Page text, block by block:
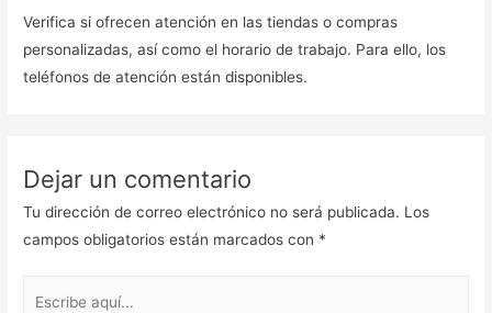
Verifica si ofrecen atención en las tiendas o compras
personalizadas, así como el horario de trabajo. Para ello, los
teléfonos de atención están disponibles.
Dejar un comentario
Tu dirección de correo electrónico no será publicada. Los
campos obligatorios están marcados con *